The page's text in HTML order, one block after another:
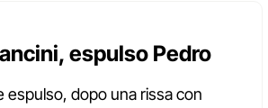
espulso Pedro
espulso, dopo una rissa con